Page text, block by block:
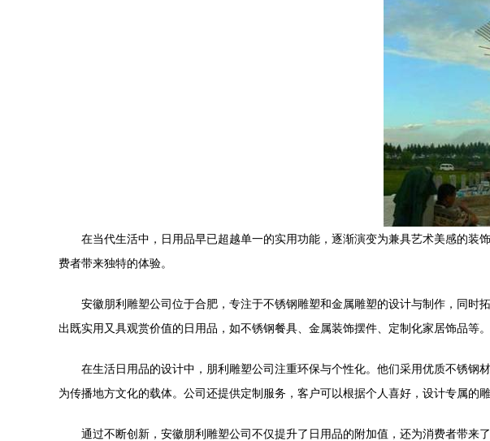
在当代生活中，日用品早已超越单一的实用功能，逐渐演变为兼具艺术美感的
费者带来独特的体验。
安徽朋利雕塑公司位于合肥，专注于不锈钢雕塑和金属雕塑的设计与制作，同
出既实用又具观赏价值的日用品，如不锈钢餐具、金属装饰摆件、定制化家居饰品等
在生活日用品的设计中，朋利雕塑公司注重环保与个性化。他们采用优质不锈
为传播地方文化的载体。公司还提供定制服务，客户可以根据个人喜好，设计专属的
通过不断创新，安徽朋利雕塑公司不仅提升了日用品的附加值，还为消费者带